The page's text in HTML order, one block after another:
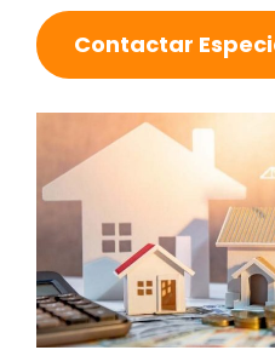
Contactar